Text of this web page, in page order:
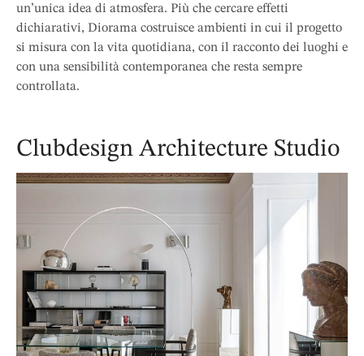
un’unica idea di atmosfera. Più che cercare effetti
dichiarativi, Diorama costruisce ambienti in cui il progetto
si misura con la vita quotidiana, con il racconto dei luoghi e
con una sensibilità contemporanea che resta sempre
controllata.
Clubdesign Architecture Studio